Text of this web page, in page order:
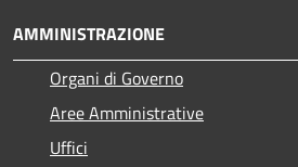
AMMINISTRAZIONE
Organi di Governo
Aree Amministrative
Uffici